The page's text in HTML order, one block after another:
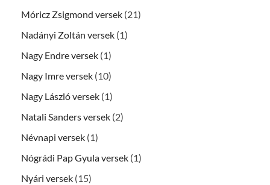
Móricz Zsigmond versek (21)
Nadányi Zoltán versek (1)
Nagy Endre versek (1)
Nagy Imre versek (10)
Nagy László versek (1)
Natali Sanders versek (2)
Névnapi versek (1)
Nógrádi Pap Gyula versek (1)
Nyári versek (15)